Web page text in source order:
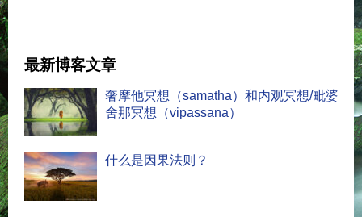
最新博客文章
奢摩他冥想（samatha）和内观冥想/毗婆
舍那冥想（vipassana）
什么是因果法则？